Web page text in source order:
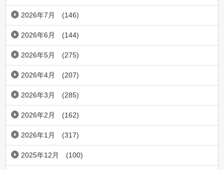
2026年7月 (146)
2026年6月 (144)
2026年5月 (275)
2026年4月 (207)
2026年3月 (285)
2026年2月 (162)
2026年1月 (317)
2025年12月 (100)